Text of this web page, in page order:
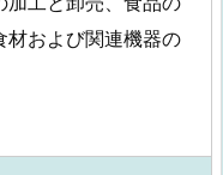
材および関連機器の